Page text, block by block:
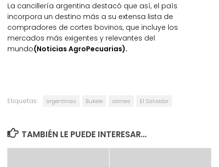
La cancillería argentina destacó que así, el país
incorpora un destino más a su extensa lista de
compradores de cortes bovinos, que incluye los
mercados más exigentes y relevantes del
mundo(Noticias AgroPecuarias).
Etiquetas: argentinas Bukele carnes El Salvador
TAMBIÉN LE PUEDE INTERESAR...